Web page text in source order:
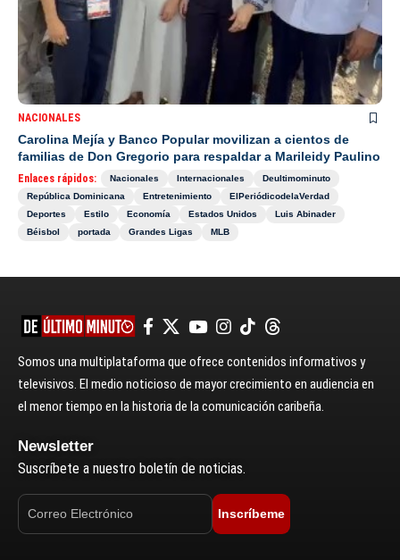
NACIONALES
Carolina Mejía y Banco Popular movilizan a cientos de
familias de Don Gregorio para respaldar a Marileidy Paulino
Enlaces rápidos: Nacionales Internacionales
Deultimominuto
República Dominicana
Entretenimiento
ElPeriódicodelaVerdad
Deportes
Estilo Economía Estados Unidos
Luis Abinader
Béisbol
portada Grandes Ligas MLB
Somos una multiplataforma que ofrece contenidos informativos y
televisivos. El medio noticioso de mayor crecimiento en audiencia en
el menor tiempo en la historia de la comunicación caribeña.
Newsletter
Suscríbete a nuestro boletín de noticias.
Inscríbeme